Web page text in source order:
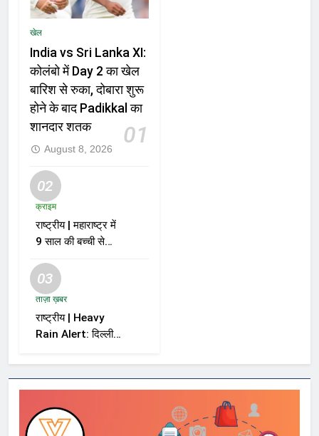
खेल
India vs Sri Lanka XI:
कोलंबो में Day 2 का खेल
बारिश से रुका, दोबारा शुरू
होने के बाद Padikkal का
शानदार शतक
01
August 8, 2026
02
क्राइम
राष्ट्रीय | महाराष्ट्र में
9 साल की बच्ची से
मामले में आरोपी को मौत
की सजा
03
ताज़ा ख़बर
राष्ट्रीय | Heavy
Rain Alert: दिल्ली-
में भारी बारिश का अलर्ट,
Kerala और Odisha